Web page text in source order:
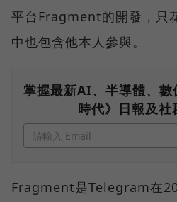
平台Fragment的開發，只
中也包含他本人參與。
掌握最新AI、半導體、數
時代》日報及社
Fragment是Telegram在